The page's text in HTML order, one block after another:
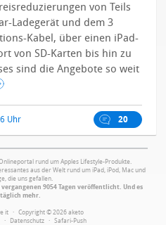
von Teils
Ladegerät und dem 3
Kabel, über einen iPad-
von SD-Karten bis hin zu
sind die Angebote so weit
Uhr 20
rund um Apples Lifestyle-Produkte.
aus der Welt rund um iPad, iPod, Mac und
die uns gefallen.
9054 Tagen veröffentlicht. Und es
mehr.
it · Copyright © 2026 aketo
· Datenschutz · Safari-Push